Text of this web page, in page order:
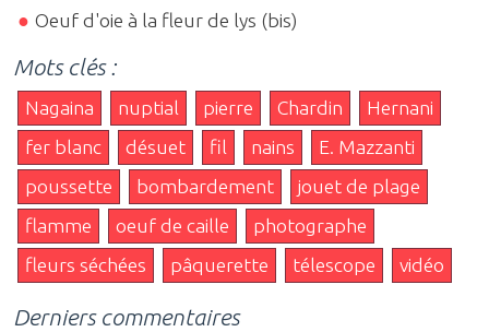
Oeuf d'oie à la fleur de lys (bis)
Mots clés :
Nagaina nuptial pierre Chardin
Hernani
fer blanc
désuet fil nains
E. Mazzanti
poussette
bombardement
jouet de plage
flamme
oeuf de caille
photographe
fleurs séchées
pâquerette télescope vidéo
Derniers commentaires